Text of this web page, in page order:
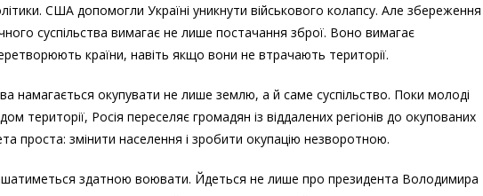
США допомогли Україні уникнути військового колапсу. Але збереження
суспільства вимагає не лише постачання зброї. Воно вимагає
країни, навіть якщо вони не втрачають території.
намагається окупувати не лише землю, а й саме суспільство. Поки молоді
території, Росія переселяє громадян із віддалених регіонів до окупованих
проста: змінити населення і зробити окупацію незворотною.
здатною воювати. Йдеться не лише про президента Володимира